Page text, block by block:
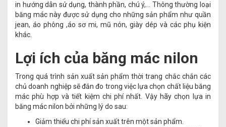
in hướng dẫn sử dụng, thành phần, chú ý,... Thông thường loại
băng mác này được sử dụng cho những sản phẩm như quần
jean, áo phông ,áo sơ mi, mũ nón, giày dép và các phụ kiện
khác.
Lợi ích của băng mác nilon
Trong quá trình sản xuất sản phẩm thời trang chắc chắn các
chủ doanh nghiệp sẽ đắn đo trong việc lựa chọn chất liệu băng
mác phù hợp và tiết kiệm chi phí nhất. Vậy hãy chọn lựa in
băng mác nilon bởi những lý do sau:
Giảm thiểu chi phí sản xuất trên một sản phẩm.